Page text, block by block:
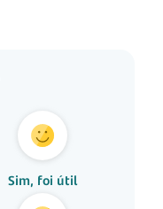
Sim, foi útil